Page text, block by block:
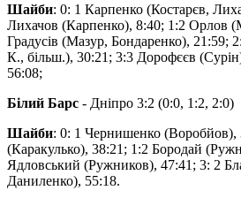
Шайби: 0: 1 Карпенко (Костарєв,
Лихачов (Карпенко), 8:40; 1:2 Орлов
Градусів (Мазур, Бондаренко), 21:59;
К., більш.), 30:21; 3:3 Дорофєєв
56:08;
Білий Барс - Дніпро 3:2 (0:0, 1:2, 2:0)
Шайби: 0: 1 Чернишенко
(Каракулько), 38:21; 1:2 Бородай
Ядловський (Ружников), 47:41; 3: 2
Даниленко), 55:18.